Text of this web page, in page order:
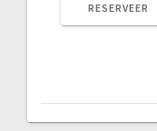
RESERVEER